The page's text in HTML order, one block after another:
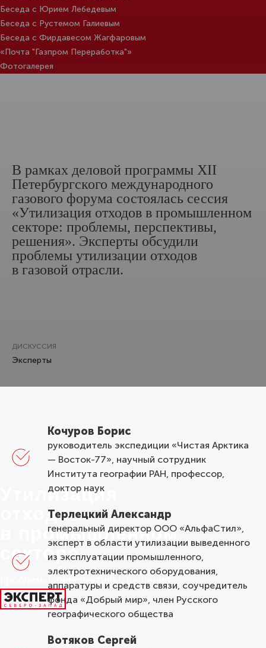
Утилизация
отходов
в промышленном
секторе
ПАРТНЕРСКИЙ АЛЬМАНАХ
Беседа с Юрием Лебедевым
Беседа с Рустемом Галиевым
Беседа с Фирдавесом Жагфаровым
«Почта "Газпром Переработка"»
Фотогалерея
В рамках деловой программы ХII
Петербургского международного
газового форума состоялась сессия
«Утилизация отходов в промышленном
секторе: проблемы, перспективы,
решения». Эксперты обсудили
проблемы утилизации отходов
в газовой отрасли.
ДИСКУССИЯ
Эксперты
Кочуров Борис
руководитель экспедиции «Чистая Арктика
— Восток-77», научный сотрудник
Института географии РАН, профессор,
доктор наук
Терлецкий Александр
генеральный директор ООО «АльфаСтил»,
эксперт в области утилизации выведенного
из эксплуатации промышленного,
электротехнического оборудования,
аппаратуры и средств связи, соучредитель
фонда «Добрый мир», член Русского
географического общества
Вотяков Сергей